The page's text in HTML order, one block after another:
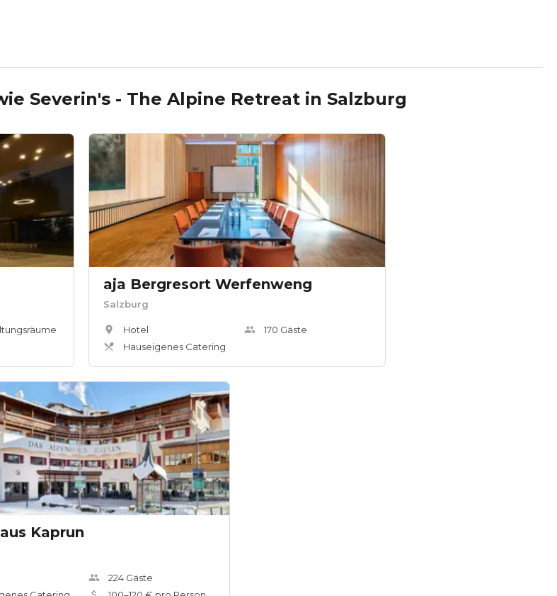
Severin's - The Alpine Retreat in Salzburg
e
aja Bergresort Werfenweng
Salzburg
Hotel
Hauseigenes Catering
170 Gäste
Kaprun
224 Gäste